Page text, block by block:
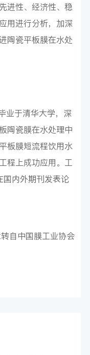
进性、经济性、稳
用进行分析，加深
陶瓷平板膜在水处
业于清华大学，深
陶瓷膜在水处理中
板膜短流程饮用水
程上成功应用。工
内外期刊发表论
自中国膜工业协会